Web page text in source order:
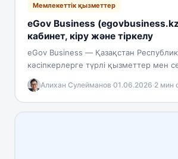
Мемлекеттік қызметтер
eGov Business
кабинет, кіру және тіркелу
eGov Business — Қазақстан
кәсіпкерлерге түрлі қызметтер мен
ұсынуға арналған мемлекеттік
цифрлық портал бизнеске арналған
және түрлі…
Алихан Сулейманов·01.06.2026·2 мин